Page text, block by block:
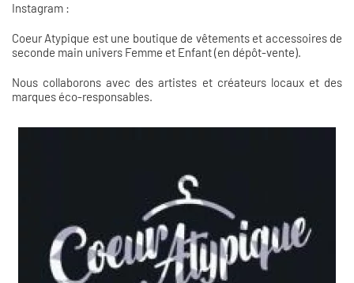
Instagram :
Coeur Atypique est une boutique de vêtements et accessoires de
seconde main univers Femme et Enfant (en dépôt-vente).
Nous collaborons avec des artistes et créateurs locaux et des
marques éco-responsables.